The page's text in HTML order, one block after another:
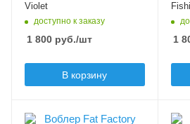
Плавучесть
floating (F)
Violet
доступно к заказу
1 800 руб./шт
В корзину
1
Цвет приманки